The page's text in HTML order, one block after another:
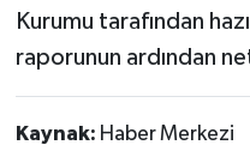
Kurumu tarafından
raporunun ardından
Kaynak: Haber Merkezi